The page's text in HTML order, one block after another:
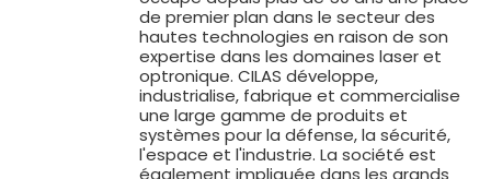
de premier plan dans le secteur des
hautes technologies en raison de son
expertise dans les domaines laser et
optronique. CILAS développe,
industrialise, fabrique et commercialise
une large gamme de produits et
systèmes pour la défense, la sécurité,
l'espace et l'industrie. La société est
également impliquée dans les grands